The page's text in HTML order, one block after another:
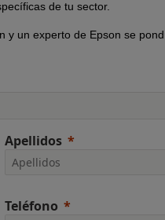
de tu sector.
y un experto de Epson se
Apellidos
Teléfono